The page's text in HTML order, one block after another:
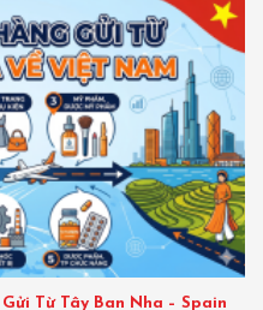
Từ Tây Ban Nha – Spain